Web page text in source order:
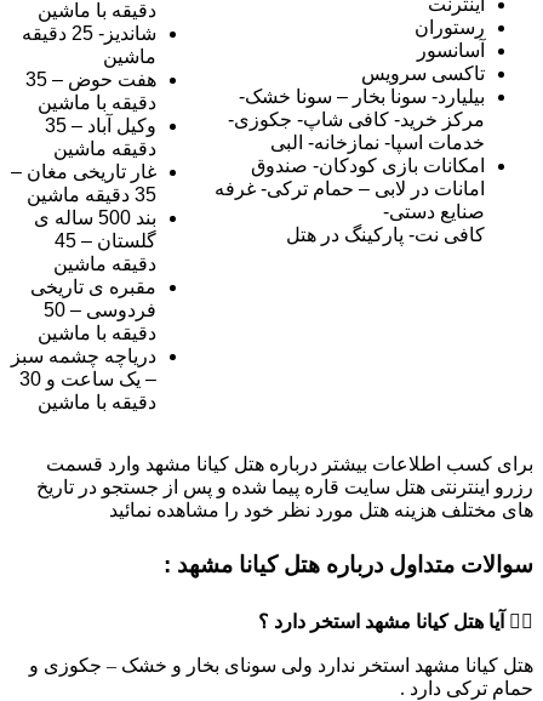
رستوران
آسانسور
تاکسی سرویس
بیلیارد- سونا بخار – سونا خشک-
مرکز خرید- کافی شاپ- جکوزی-
خدمات اسپا- نمازخانه- البی
امکانات بازی کودکان- صندوق
امانات در لابی – حمام ترکی- غرفه
صنایع دستی-
کافی نت- پارکینگ در هتل
دقیقه با ماشین
شاندیز- 25 دقیقه
ماشین
هفت حوض – 35
دقیقه با ماشین
وکیل آباد – 35
دقیقه ماشین
غار تاریخی مغان –
35 دقیقه ماشین
بند 500 ساله ی
گلستان – 45
دقیقه ماشین
مقبره ی تاریخی
فردوسی – 50
دقیقه با ماشین
دریاچه چشمه سبز
– یک ساعت و 30
دقیقه با ماشین
برای کسب اطلاعات بیشتر درباره هتل کیانا مشهد وارد قسمت
رزرو اینترنتی هتل سایت قاره پیما شده و پس از جستجو در تاریخ
های مختلف هزینه هتل مورد نظر خود را مشاهده نمائید
سوالات متداول درباره هتل کیانا مشهد :
🏊‍♂️ آیا هتل کیانا مشهد استخر دارد ؟
هتل کیانا مشهد استخر ندارد ولی سونای بخار و خشک – جکوزی و
حمام ترکی دارد .